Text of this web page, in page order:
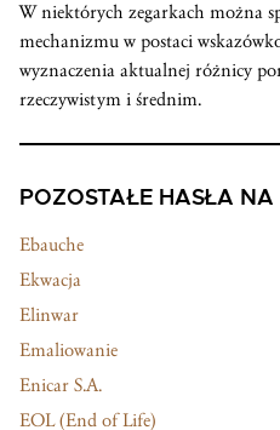
W niektórych zegarkach można
mechanizmu w postaci
wyznaczenia aktualnej różnicy
rzeczywistym i średnim.
POZOSTAŁE HASŁA NA
Ebauche
Ekwacja
Elinwar
Emaliowanie
Enicar S.A.
EOL (End of Life)